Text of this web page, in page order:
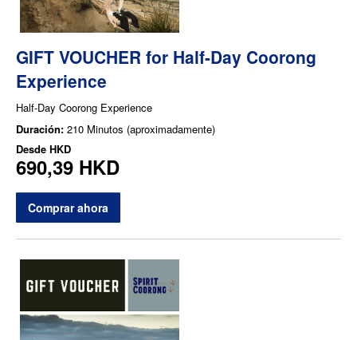
GIFT VOUCHER for Half-Day Coorong
Experience
Half-Day Coorong Experience
Duración: 210 Minutos (aproximadamente)
Desde HKD
690,39 HKD
Comprar ahora